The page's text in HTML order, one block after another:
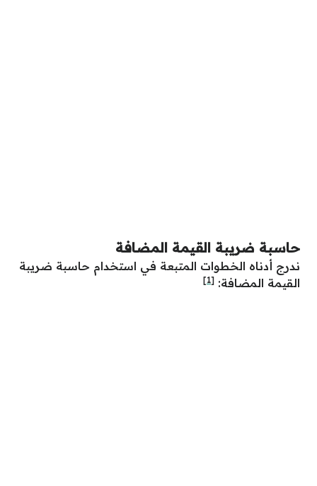
حاسبة ضريبة القيمة المضافة
ندرج أدناه الخطوات المتبعة في استخدام حاسبة ضريبة
القيمة المضافة: [1]